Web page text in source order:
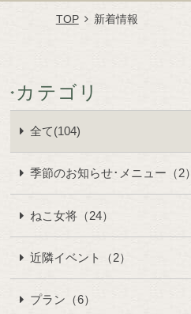
TOP 新着情報
カテゴリ
全て(104)
季節のお知らせ･メニュー（2）
ねこ女将（24）
近隣イベント（2）
プラン（6）